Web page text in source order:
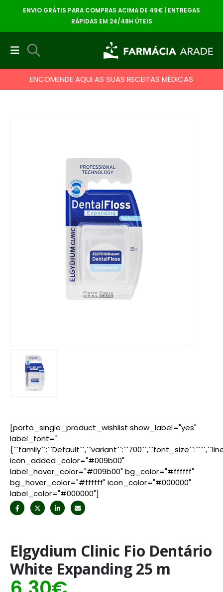
ENVIO GRÁTIS PARA COMPRAS ACIMA DE 49€ | ENTREGAS
RÁPIDAS EM 24/48H ÚTEIS
ENCOMENDE AQUI AS SUAS RECEITAS MÉDICAS
[porto_single_product_wishlist show_label="yes"
label_font="
icon_added_color="#009b00"
label_hover_color="#009b00" bg_color="#ffffff"
bg_hover_color="#ffffff" icon_color="#000000"
label_color="#000000"]
Elgydium Clinic Fio Dentário
White Expanding 25 m